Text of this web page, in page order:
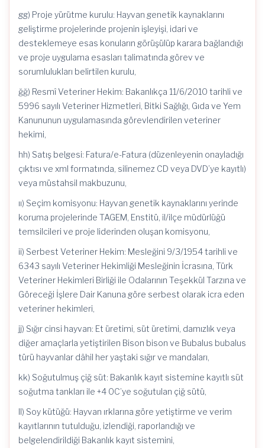
gg) Proje yürütme kurulu: Hayvan genetik kaynaklarını
geliştirme projelerinde projenin işleyişi, idari ve
desteklemeye esas konuların görüşülüp karara bağlandığı
ve proje uygulama esasları talimatında görev ve
sorumlulukları belirtilen kurulu,
ğğ) Resmî Veteriner Hekim: Bakanlıkça 11/6/2010 tarihli ve
5996 sayılı Veteriner Hizmetleri, Bitki Sağlığı, Gıda ve Yem
Kanununun uygulamasında görevlendirilen veteriner
hekimi,
hh) Satış belgesi: Fatura/e-Fatura (düzenleyenin onayladığı
çıktısı ve xml formatında, silinemez CD veya DVD’ye kayıtlı)
veya müstahsil makbuzunu,
ıı) Seçim komisyonu: Hayvan genetik kaynaklarını yerinde
koruma projelerinde TAGEM, Enstitü, il/ilçe müdürlüğü
temsilcileri ve proje liderinden oluşan komisyonu,
ii) Serbest Veteriner Hekim: Mesleğini 9/3/1954 tarihli ve
6343 sayılı Veteriner Hekimliği Mesleğinin İcrasına, Türk
Veteriner Hekimleri Birliği ile Odalarının Teşekkül Tarzına ve
Göreceği İşlere Dair Kanuna göre serbest olarak icra eden
veteriner hekimleri,
jj) Sığır cinsi hayvan: Et üretimi, süt üretimi, damızlık veya
diğer amaçlarla yetiştirilen Bison bison ve Bubalus bubalus
türü hayvanlar dâhil her yaştaki sığır ve mandaları,
kk) Soğutulmuş çiğ süt: Bakanlık kayıt sistemine kayıtlı süt
soğutma tankları ile +4 0C’ye soğutulan çiğ sütü,
ll) Soy kütüğü: Hayvan ırklarına göre yetiştirme ve verim
kayıtlarının tutulduğu, izlendiği, raporlandığı ve
belgelendirildiği Bakanlık kayıt sistemini,